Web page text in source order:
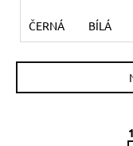
ČERNÁ BÍLÁ